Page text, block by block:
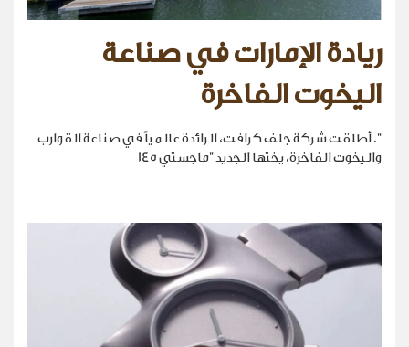
ريادة الإمارات في صناعة
اليخوت الفاخرة
". أطلقت شركة جلف كرافت، الرائدة عالمياً في صناعة القوارب
واليخوت الفاخرة، يختها الجديد "ماجستي 145